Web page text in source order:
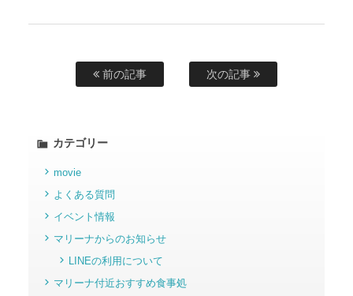
前の記事 次の記事
カテゴリー
movie
よくある質問
イベント情報
マリーナからのお知らせ
LINEの利用について
マリーナ付近おすすめ食事処